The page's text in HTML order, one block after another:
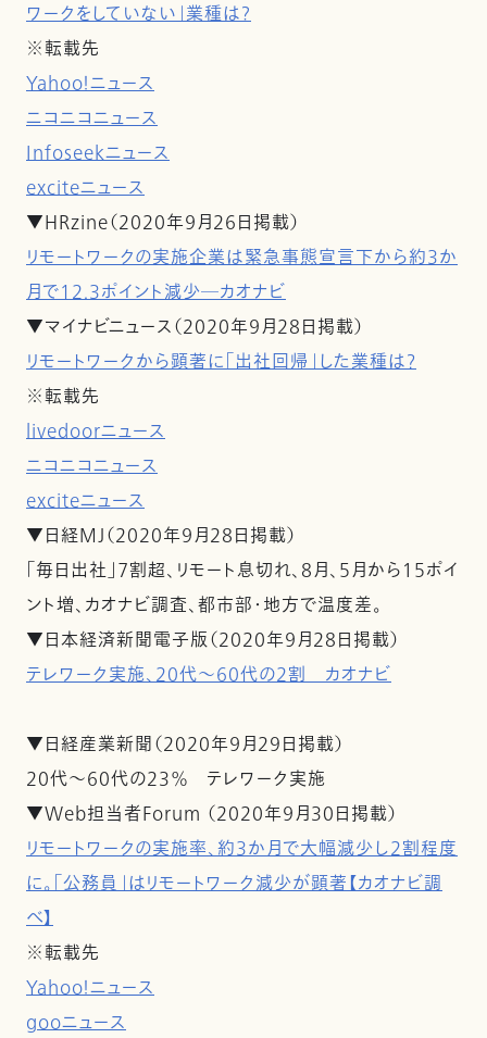
ワークをしていない」業種は？
※転載先
Yahoo！ニュース
ニコニコニュース
Infoseekニュース
exciteニュース
▼HRzine（2020年９月26日掲載）
リモートワークの実施企業は緊急事態宣言下から約3か
月で12.3ポイント減少―カオナビ
▼マイナビニュース（2020年９月28日掲載）
リモートワークから顕著に「出社回帰」した業種は?
※転載先
livedoorニュース
ニコニコニュース
exciteニュース
▼日経MJ（2020年９月2８日掲載）
「毎日出社」７割超、リモート息切れ、８月、５月から１５ポイ
ント増、カオナビ調査、都市部・地方で温度差。
▼日本経済新聞電子版（2020年９月28日掲載）
テレワーク実施、20代～60代の2割 カオナビ
▼日経産業新聞（2020年９月29日掲載）
20代～60代の23％ テレワーク実施
▼Web担当者Forum （2020年９月30日掲載）
リモートワークの実施率、約3か月で大幅減少し2割程度
に。「公務員」はリモートワーク減少が顕著【カオナビ調
べ】
※転載先
Yahoo！ニュース
gooニュース